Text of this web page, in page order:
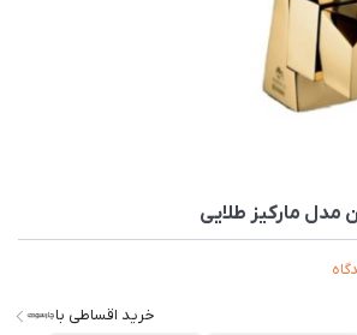
مارکیز طلایی
خرید اقساطی با